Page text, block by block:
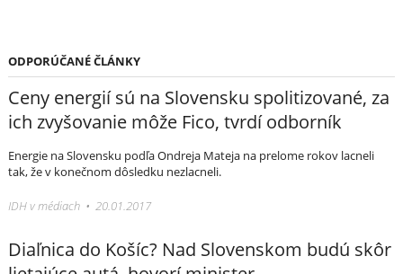
ODPORÚČANÉ ČLÁNKY
Ceny energií sú na Slovensku spolitizované, za
ich zvyšovanie môže Fico, tvrdí odborník
Energie na Slovensku podľa Ondreja Mateja na prelome rokov lacneli
tak, že v konečnom dôsledku nezlacneli.
IDH v médiach • 20.01.2017
Diaľnica do Košíc? Nad Slovenskom budú skôr